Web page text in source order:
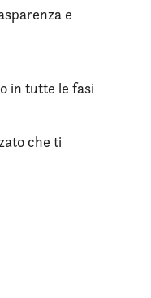
e
in tutte le fasi
che ti